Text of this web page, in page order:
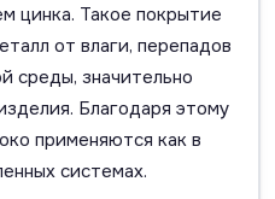
цинка. Такое покрытие
от влаги, перепадов
среды, значительно
Благодаря этому
применяются как в
системах.